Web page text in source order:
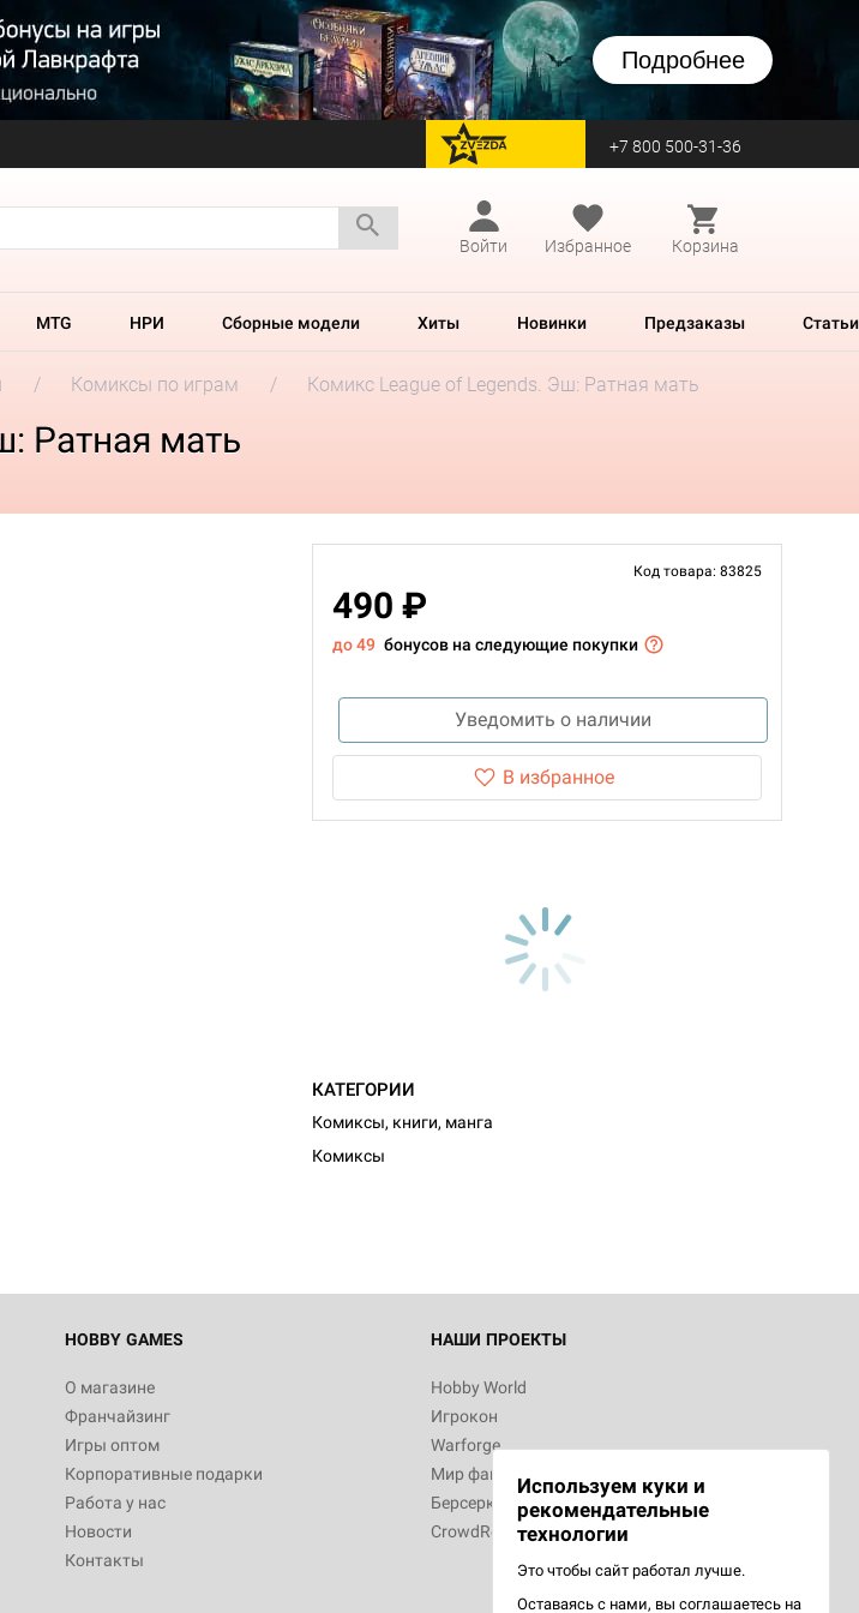
Подробнее
перейти на Zvezda +7 800 500-31-36
Войти
Избранное Корзина
MTG НРИ Сборные модели Хиты Новинки Предзаказы Статьи
Комиксы по играм Комикс League of Legends. Эш: Ратная мать
Ратная мать
Код товара: 83825
490 ₽
до 49 бонусов на следующие покупки
Уведомить о наличии
В избранное
КАТЕГОРИИ
Комиксы, книги, манга
Комиксы
HOBBY GAMES
О магазине
Франчайзинг
Игры оптом
Корпоративные подарки
Работа у нас
Новости
Контакты
НАШИ ПРОЕКТЫ
Hobby World
Игрокон
Warforge
Мир фантастики
Берсерк
CrowdRepublic
Используем куки и
рекомендательные
технологии
Это чтобы сайт работал лучше.
Оставаясь с нами, вы соглашаетесь на